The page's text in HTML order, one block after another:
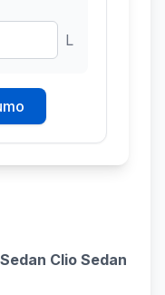
L
Clio Sedan